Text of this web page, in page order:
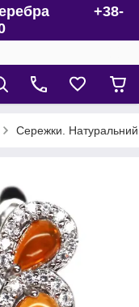
серебра +38-
Сережки.